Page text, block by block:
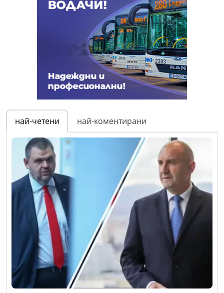
най-четени най-коментирани